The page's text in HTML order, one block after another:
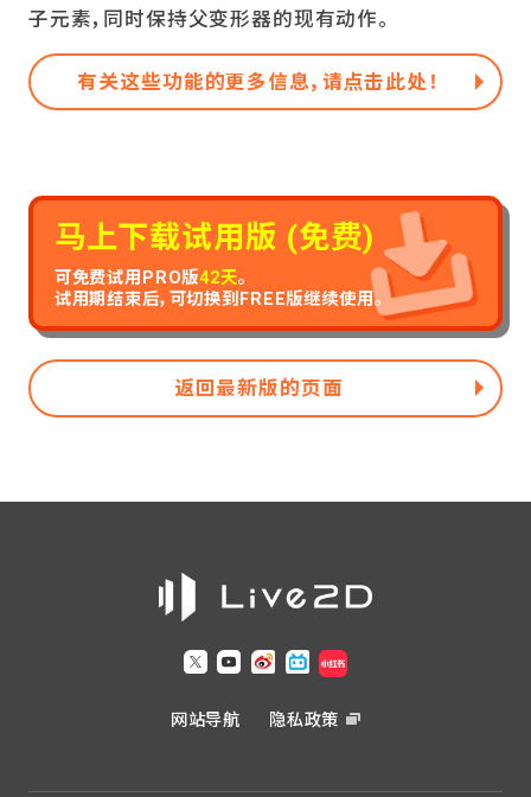
子元素，同时保持父变形器的现有动作。
有关这些功能的更多信息，请点击此处！
马上下载试用版 (免费)
可免费试用PRO版42天。
试用期结束后，可切换到FREE版继续使用。
返回最新版的页面
网站导航 隐私政策